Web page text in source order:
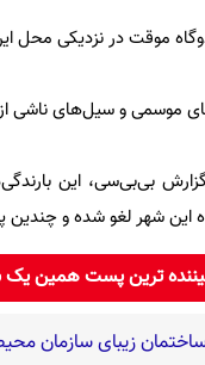
موقت در نزدیکی محل این
موسمی و سیل‌های ناشی از آن طی
این شهر لغو شده و چندین
ترین پست همین
زیبای سازمان